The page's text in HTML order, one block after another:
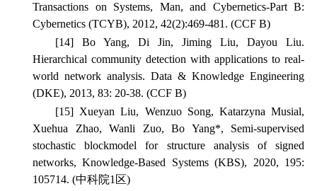
Transactions on Systems, Man, and Cybernetics-Part B:
Cybernetics (TCYB), 2012, 42(2):469-481. (CCF B)
[14] Bo Yang, Di Jin, Jiming Liu, Dayou Liu.
Hierarchical community detection with applications to real-
world network analysis. Data & Knowledge Engineering
(DKE), 2013, 83: 20-38. (CCF B)
[15] Xueyan Liu, Wenzuo Song, Katarzyna Musial,
Xuehua Zhao, Wanli Zuo, Bo Yang*, Semi-supervised
stochastic blockmodel for structure analysis of signed
networks,Knowledge-Based Systems(KBS), 2020, 195:
105714. (中科院1区)